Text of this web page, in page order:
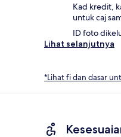
Kad kredit,
untuk caj
ID foto
Lihat selanjutnya
*Lihat fi dan dasar